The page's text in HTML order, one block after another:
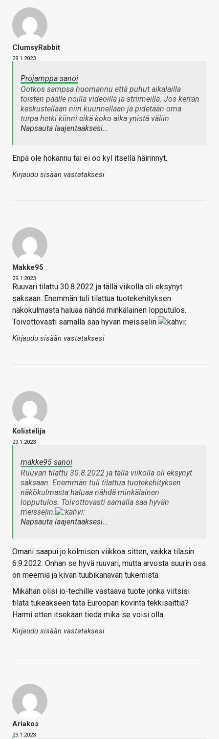
ClumsyRabbit
29.1.2023
Projamppa sanoi
Ootkos sampsa huomannu että puhut aikalailla
toisten päälle noilla videoilla ja striimeillä. Jos kerran
keskustellaan niin kuunnellaan ja pidetään oma
turpa hetki kiinni eikä koko aika ynistä väliin.
Napsauta laajentaaksesi…
Enpä ole hokannu tai ei oo kyl itsellä häirinnyt..
Kirjaudu sisään vastataksesi
Makke95
29.1.2023
Ruuvari tilattu 30.8.2022 ja tällä viikolla oli eksynyt
saksaan. Enemmän tuli tilattua tuotekehityksen
näkökulmasta haluaa nähdä minkälainen lopputulos.
Toivottovasti samalla saa hyvän meisselin.
Kirjaudu sisään vastataksesi
Kolistelija
29.1.2023
makke95 sanoi
Ruuvari tilattu 30.8.2022 ja tällä viikolla oli eksynyt
saksaan. Enemmän tuli tilattua tuotekehityksen
näkökulmasta haluaa nähdä minkälainen
lopputulos. Toivottovasti samalla saa hyvän
meisselin.
Napsauta laajentaaksesi…
Omani saapui jo kolmisen viikkoa sitten, vaikka tilasin
6.9.2022. Onhan se hyvä ruuvari, mutta arvosta suurin osa
on meemiä ja kivan tuubikanavan tukemista.
Mikähän olisi io-techille vastaava tuote jonka viitsisi
tilata tukeakseen tätä Euroopan kovinta tekkisaittia?
Harmi etten itsekään tiedä mikä se voisi olla.
Kirjaudu sisään vastataksesi
Ariakos
29.1.2023